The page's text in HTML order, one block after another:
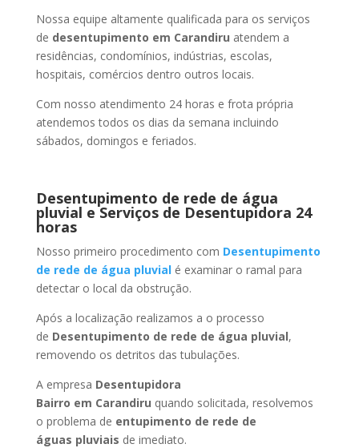
Nossa equipe altamente qualificada para os serviços
de desentupimento em Carandiru atendem a
residências, condomínios, indústrias, escolas,
hospitais, comércios dentro outros locais.
Com nosso atendimento 24 horas e frota própria
atendemos todos os dias da semana incluindo
sábados, domingos e feriados.
Desentupimento de rede de água
pluvial e Serviços de Desentupidora 24
horas
Nosso primeiro procedimento com Desentupimento
de rede de água pluvialé examinar o ramal para
detectar o local da obstrução.
Após a localização realizamos a o processo
de Desentupimento de rede de água pluvial,
removendo os detritos das tubulações.
A empresa Desentupidora
Bairro em Carandiru quando solicitada, resolvemos
o problema de entupimento de rede de
águas pluviais de imediato.